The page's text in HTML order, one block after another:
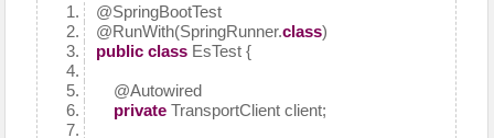
@SpringBootTest
@RunWith(SpringRunner.class)
public class EsTest {
@Autowired
private TransportClient client;